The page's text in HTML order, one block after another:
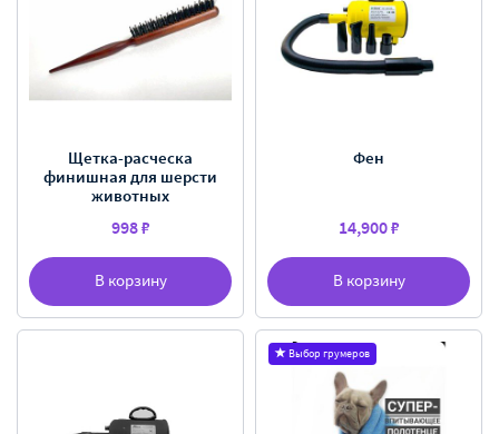
В корзину
Щетка-расческа
финишная для шерсти
животных
998 ₽
В корзину
Фен
14,900 ₽
Выбор грумеров